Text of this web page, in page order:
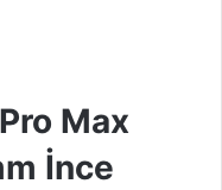
Max
İnce